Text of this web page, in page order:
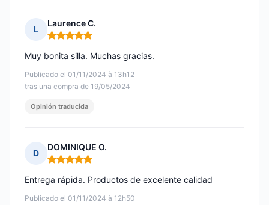
L
Laurence C.
Nota: 5 de 5
Publicado el 01/11/2024 à 13h12
tras una compra de 19/05/2024
Muy bonita silla. Muchas gracias.
Opinión traducida
D
DOMINIQUE O.
Nota: 5 de 5
Publicado el 01/11/2024 à 12h50
Entrega rápida. Productos de excelente calidad